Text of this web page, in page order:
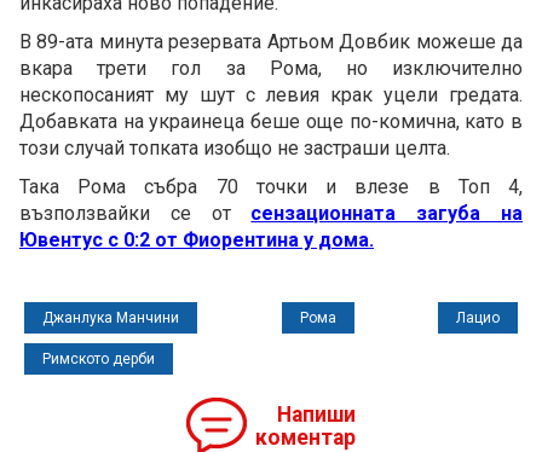
В 89-ата минута резервата Артьом Довбик можеше да
вкара трети гол за Рома, но изключително
нескопосаният му шут с левия крак уцели гредата.
Добавката на украинеца беше още по-комична, като в
този случай топката изобщо не застраши целта.
Така Рома събра 70 точки и влезе в Топ 4,
възползвайки се от сензационната загуба на
Ювентус с 0:2 от Фиорентина у дома.
Джанлука Манчини Рома Лацио
Римското дерби
Напиши
коментар